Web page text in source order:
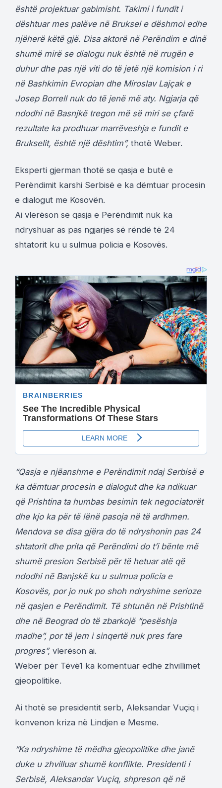
është projektuar gabimisht. Takimi i fundit i
dështuar mes palëve në Bruksel e dëshmoi edhe
njëherë këtë gjë. Disa aktorë në Perëndim e dinë
shumë mirë se dialogu nuk është në rrugën e
duhur dhe pas një viti do të jetë një komision i ri
në Bashkimin Evropian dhe Miroslav Lajçak e
Josep Borrell nuk do të jenë më aty. Ngjarja që
ndodhi në Basnjkë tregon më së miri se çfarë
rezultate ka prodhuar marrëveshja e fundit e
Brukselit, është një dështim”, thotë Weber.
Eksperti gjerman thotë se qasja e butë e
Perëndimit karshi Serbisë e ka dëmtuar procesin
e dialogut me Kosovën.
Ai vlerëson se qasja e Perëndimit nuk ka
ndryshuar as pas ngjarjes së rëndë të 24
shtatorit ku u sulmua policia e Kosovës.
“Qasja e njëanshme e Perëndimit ndaj Serbisë e
ka dëmtuar procesin e dialogut dhe ka ndikuar
që Prishtina ta humbas besimin tek negociatorët
dhe kjo ka për të lënë pasoja në të ardhmen.
Mendova se disa gjëra do të ndryshonin pas 24
shtatorit dhe prita që Perëndimi do t’i bënte më
shumë presion Serbisë për të hetuar atë që
ndodhi në Banjskë ku u sulmua policia e
Kosovës, por jo nuk po shoh ndryshime serioze
në qasjen e Perëndimit. Të shtunën në Prishtinë
dhe në Beograd do të zbarkojë “pesëshja
madhe”, por të jem i sinqertë nuk pres fare
progres”, vlerëson ai.
Weber për Tëvë1 ka komentuar edhe zhvillimet
gjeopolitike.
Ai thotë se presidentit serb, Aleksandar Vuçiq i
konvenon kriza në Lindjen e Mesme.
“Ka ndryshime të mëdha gjeopolitike dhe janë
duke u zhvilluar shumë konflikte. Presidenti i
Serbisë, Aleksandar Vuçiq, shpreson që në